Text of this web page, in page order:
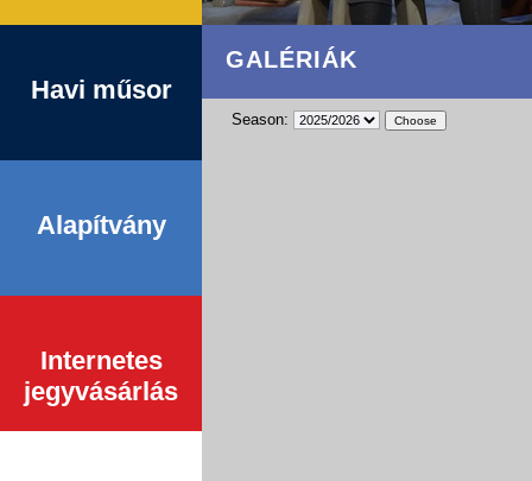
Havi műsor
Alapítvány
Internetes
jegyvásárlás
GALÉRIÁK
Season: